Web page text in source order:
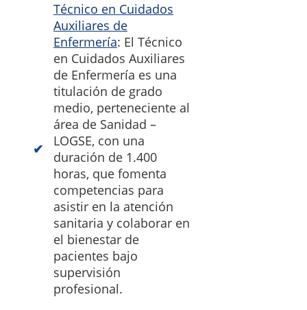
Técnico en Cuidados
Auxiliares de
Enfermería: El Técnico
en Cuidados Auxiliares
de Enfermería es una
titulación de grado
medio, perteneciente al
área de Sanidad –
LOGSE, con una
duración de 1.400
horas, que fomenta
competencias para
asistir en la atención
sanitaria y colaborar en
el bienestar de
pacientes bajo
supervisión
profesional.